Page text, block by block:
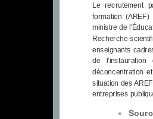
Le recrutement
formation
ministre de
Recherche
enseignants
de
déconcentration
situation des
entreprises